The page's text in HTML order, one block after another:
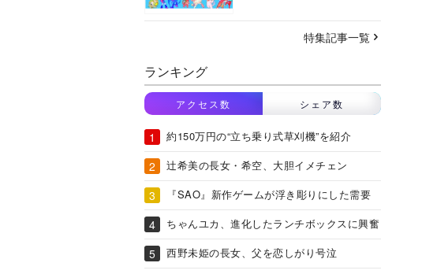
特集記事一覧
ランキング
アクセス数 シェア数
約150万円の“立ち乗り式草刈機”を紹介
辻希美の長女・希空、大胆イメチェン
『SAO』新作ゲームが浮き彫りにした需要
ちゃんユカ、進化したランチボックスに興奮
西野未姫の長女、父を恋しがり号泣